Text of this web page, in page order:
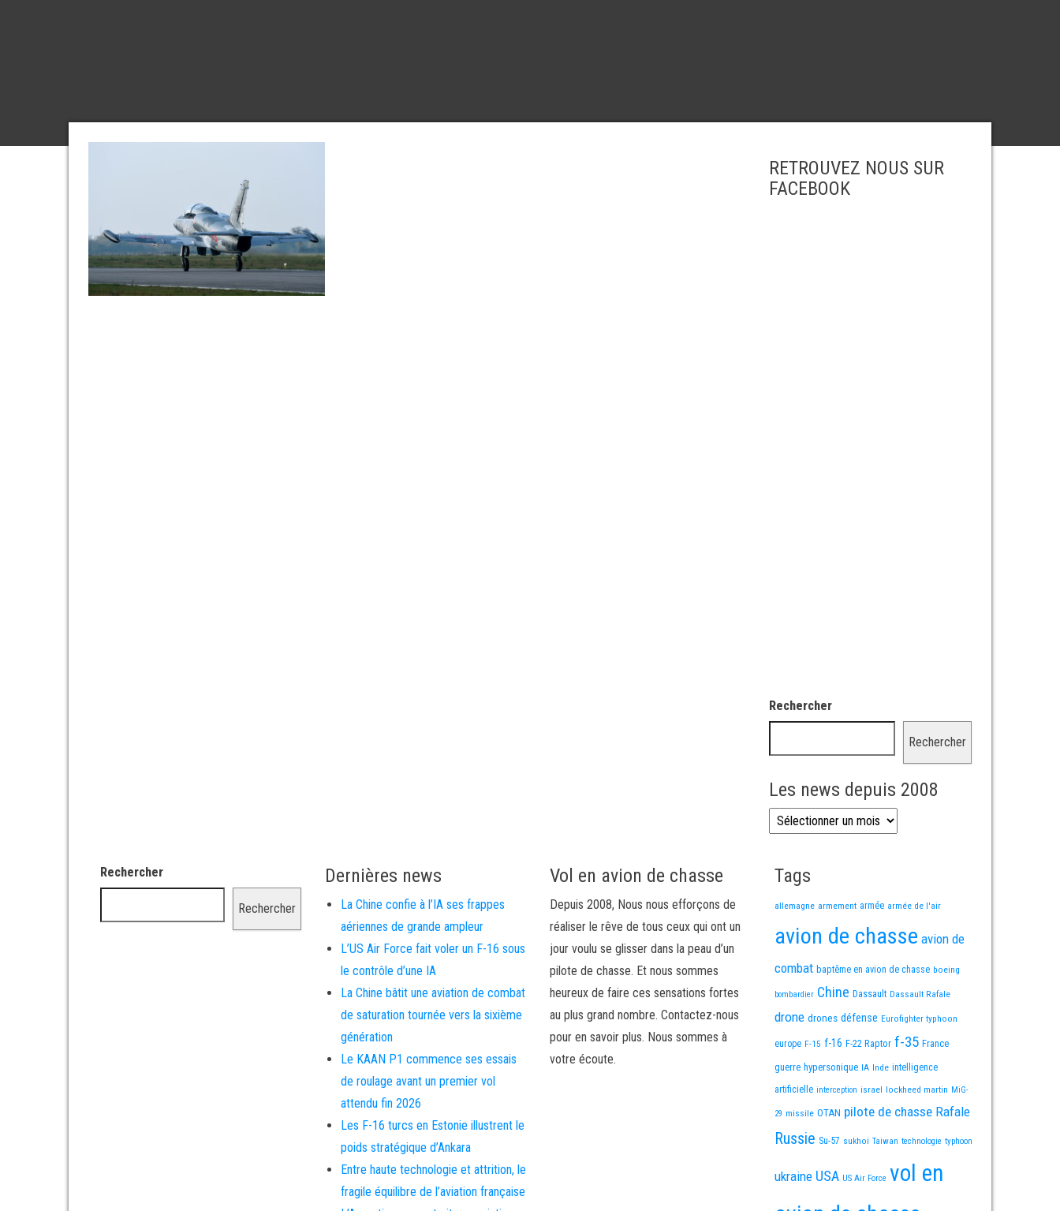
RETROUVEZ NOUS SUR
FACEBOOK
Rechercher
Rechercher
Les news depuis 2008
Les news depuis 2008
Rechercher
Rechercher
Dernières news
La Chine confie à l’IA ses frappes
aériennes de grande ampleur
L’US Air Force fait voler un F-16 sous
le contrôle d’une IA
La Chine bâtit une aviation de combat
de saturation tournée vers la sixième
génération
Le KAAN P1 commence ses essais
de roulage avant un premier vol
attendu fin 2026
Les F-16 turcs en Estonie illustrent le
poids stratégique d’Ankara
Entre haute technologie et attrition, le
fragile équilibre de l’aviation française
Vol en avion de chasse
Depuis 2008, Nous nous efforçons de
réaliser le rêve de tous ceux qui ont un
jour voulu se glisser dans la peau d’un
pilote de chasse. Et nous sommes
heureux de faire ces sensations fortes
au plus grand nombre. Contactez-nous
pour en savoir plus. Nous sommes à
votre écoute.
Tags
allemagne armement armée armée de l'air
avion de chasse avion de
combat baptême en avion de chasse boeing
bombardier Chine Dassault Dassault Rafale
drone drones défense Eurofighter typhoon
europe F-15 f-16 F-22 Raptor f-35 France
guerre hypersonique IA Inde intelligence
artificielle interception israel lockheed martin MiG-
29 missile OTAN pilote de chasse Rafale
Russie Su-57 sukhoi Taiwan technologie typhoon
ukraine USA US Air Force vol en